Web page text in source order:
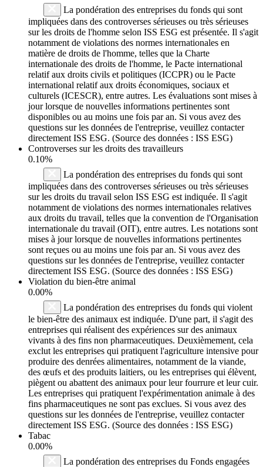
La pondération des entreprises du fonds qui sont
impliquées dans des controverses sérieuses ou très sérieuses
sur les droits de l'homme selon ISS ESG est présentée. Il s'agit
notamment de violations des normes internationales en
matière de droits de l'homme, telles que la Charte
internationale des droits de l'homme, le Pacte international
relatif aux droits civils et politiques (ICCPR) ou le Pacte
international relatif aux droits économiques, sociaux et
culturels (ICESCR), entre autres. Les évaluations sont mises à
jour lorsque de nouvelles informations pertinentes sont
disponibles ou au moins une fois par an. Si vous avez des
questions sur les données de l'entreprise, veuillez contacter
directement ISS ESG. (Source des données : ISS ESG)
Controverses sur les droits des travailleurs
0.10%
La pondération des entreprises du fonds qui sont
impliquées dans des controverses sérieuses ou très sérieuses
sur les droits du travail selon ISS ESG est indiquée. Il s'agit
notamment de violations des normes internationales relatives
aux droits du travail, telles que la convention de l'Organisation
internationale du travail (OIT), entre autres. Les notations sont
mises à jour lorsque de nouvelles informations pertinentes
sont reçues ou au moins une fois par an. Si vous avez des
questions sur les données de l'entreprise, veuillez contacter
directement ISS ESG. (Source des données : ISS ESG)
Violation du bien-être animal
0.00%
La pondération des entreprises du fonds qui violent
le bien-être des animaux est indiquée. D'une part, il s'agit des
entreprises qui réalisent des expériences sur des animaux
vivants à des fins non pharmaceutiques. Deuxièmement, cela
exclut les entreprises qui pratiquent l'agriculture intensive pour
produire des denrées alimentaires, notamment de la viande,
des œufs et des produits laitiers, ou les entreprises qui élèvent,
piègent ou abattent des animaux pour leur fourrure et leur cuir.
Les entreprises qui pratiquent l'expérimentation animale à des
fins pharmaceutiques ne sont pas exclues. Si vous avez des
questions sur les données de l'entreprise, veuillez contacter
directement ISS ESG. (Source des données : ISS ESG)
Tabac
0.00%
La pondération des entreprises du Fonds engagées